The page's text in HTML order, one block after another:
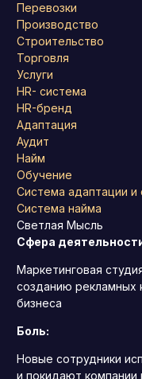
Перевозки
Производство
Строительство
Торговля
Услуги
HR- система
HR-бренд
Адаптация
Аудит
Найм
Обучение
Система адаптации и
Система найма
Светлая Мысль
Сфера
Маркетинговая
созданию рекламных
бизнеса
Боль:
Новые сотрудники
и покидают компании